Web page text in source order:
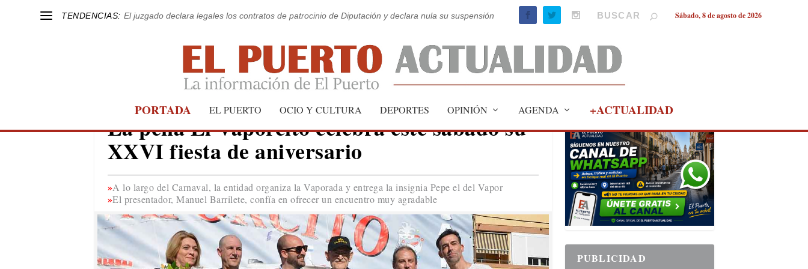
TENDENCIAS: El juzgado declara legales los contratos de patrocinio de Diputación y declara nula su suspensión Sábado, 8 de agosto de 2026
PORTADA EL PUERTO OCIO Y CULTURA DEPORTES OPINIÓN AGENDA +ACTUALIDAD
FIESTAS
La peña El Vaporcito celebra este sábado su
XXVI fiesta de aniversario
A lo largo del Carnaval, la entidad organiza la Vaporada y entrega la insignia Pepe el del Vapor
El presentador, Manuel Barrilete, confía en ofrecer un encuentro muy agradable
PUBLICIDAD
PUBLICIDAD